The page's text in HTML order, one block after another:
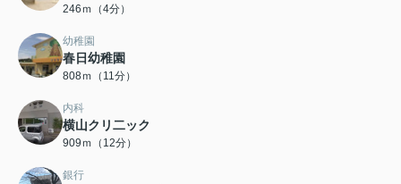
246ｍ（4分）
幼稚園
春日幼稚園
808ｍ（11分）
内科
横山クリ二ック
909ｍ（12分）
銀行